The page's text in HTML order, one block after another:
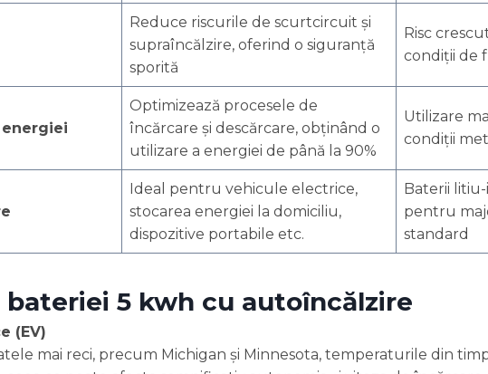
Reduce riscurile de scurtcircuit și
supraîncălzire, oferind o siguranță
sporită
Risc
condiții de
energiei
Optimizează procesele de
încărcare și descărcare, obținând o
utilizare a energiei de până la 90%
Utilizare
condiții
Ideal pentru vehicule electrice,
stocarea energiei la domiciliu,
dispozitive portabile etc.
Baterii
pentru
standard
5 kwh cu autoîncălzire
(EV)
mai reci, precum Michigan și Minnesota, temperaturile din